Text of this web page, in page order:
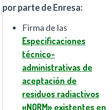
por parte de Enresa:
Firma de las
Especificaciones
técnico-
administrativas de
aceptación de
residuos radiactivos
«NORM» existentes en